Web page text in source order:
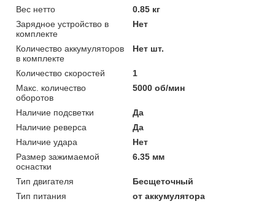
Вес нетто
0.85 кг
Зарядное устройство в
комплекте
Нет
Количество аккумуляторов
в комплекте
Нет шт.
Количество скоростей
1
Макс. количество
оборотов
5000 об/мин
Наличие подсветки
Да
Наличие реверса
Да
Наличие удара
Нет
Размер зажимаемой
оснастки
6.35 мм
Тип двигателя
Бесщеточный
Тип питания
от аккумулятора